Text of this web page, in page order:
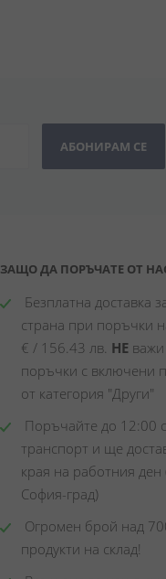
АБОНИРАМ СЕ
ЗАЩО ДА ПОРЪЧАТЕ ОТ
Безплатна доставка
страна при поръчки
€ / 156.43 лв. НЕ важи
поръчки с включени
от категория "Други"
Поръчайте до 12:00
транспорт и ще
края на работния ден
София-град)
Огромен брой над
продукти на склад!